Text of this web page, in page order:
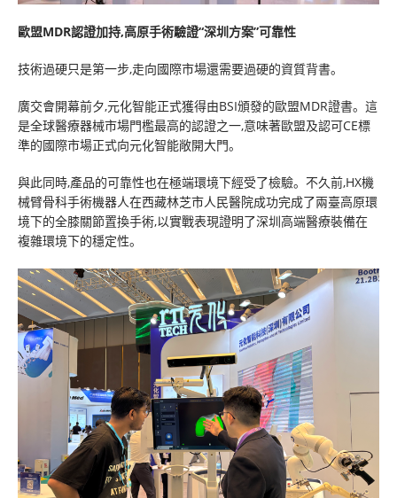
歐盟MDR認證加持,高原手術驗證“深圳方案”可靠性
技術過硬只是第一步,走向國際市場還需要過硬的資質背書。
廣交會開幕前夕,元化智能正式獲得由BSI頒發的歐盟MDR證書。這
是全球醫療器械市場門檻最高的認證之一,意味著歐盟及認可CE標
準的國際市場正式向元化智能敞開大門。
與此同時,產品的可靠性也在極端環境下經受了檢驗。不久前,HX機
械臂骨科手術機器人在西藏林芝市人民醫院成功完成了兩臺高原環
境下的全膝關節置換手術,以實戰表現證明了深圳高端醫療裝備在
複雜環境下的穩定性。